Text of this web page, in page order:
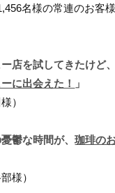
名様の常連のお客
ー店を試してきたけど
に出会えた！
」
）
憂鬱な時間が、珈琲の
様）